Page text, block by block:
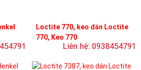
Loctite 770, keo dán Loctite
770, Keo 770
Liên hệ: 0938454791